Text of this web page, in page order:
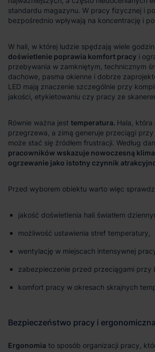
doświetlenie poprawia komfort pracy
temperatura.
pracowników wskazuje nowoczesną
ogrzewanie jako istotny czynnik
jakość doświetlenia hali światłem
możliwość ustawienia stref temperatury,
wentylację w miejscach intensywnej
zabezpieczenie przed przeciągami przy
komfort pracy w okresach skrajnych
Ergonomia